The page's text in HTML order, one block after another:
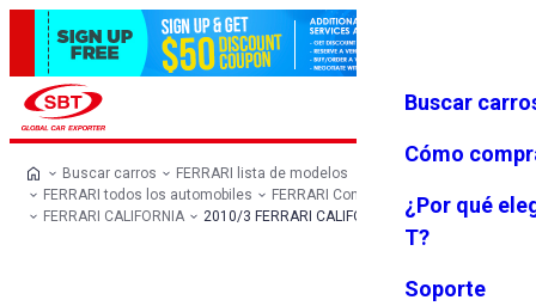
Favoritos Menú
Buscar
Cómo
¿Por qué
T?
Soporte
Buscar carros
FERRARI lista de modelos
FERRARI todos los automobiles
FERRARI Convertible
FERRARI CALIFORNIA
2010/3 FERRARI CALIFORNIA